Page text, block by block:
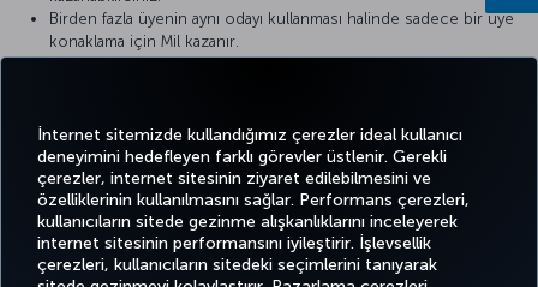
İnternet sitemizde kullandığımız çerezler ideal kullanıcı
deneyimini hedefleyen farklı görevler üstlenir. Gerekli
çerezler, internet sitesinin ziyaret edilebilmesini ve
özelliklerinin kullanılmasını sağlar. Performans çerezleri,
kullanıcıların sitede gezinme alışkanlıklarını inceleyerek
internet sitesinin performansını iyileştirir. İşlevsellik
çerezleri, kullanıcıların sitedeki seçimlerini tanıyarak
Birden fazla üyenin aynı odayı kullanması halinde sadece bir üye
konaklama için Mil kazanır.
TwitterFacebook
Instagram
YoutubeLinkedIn
TiktokBlogPinterest